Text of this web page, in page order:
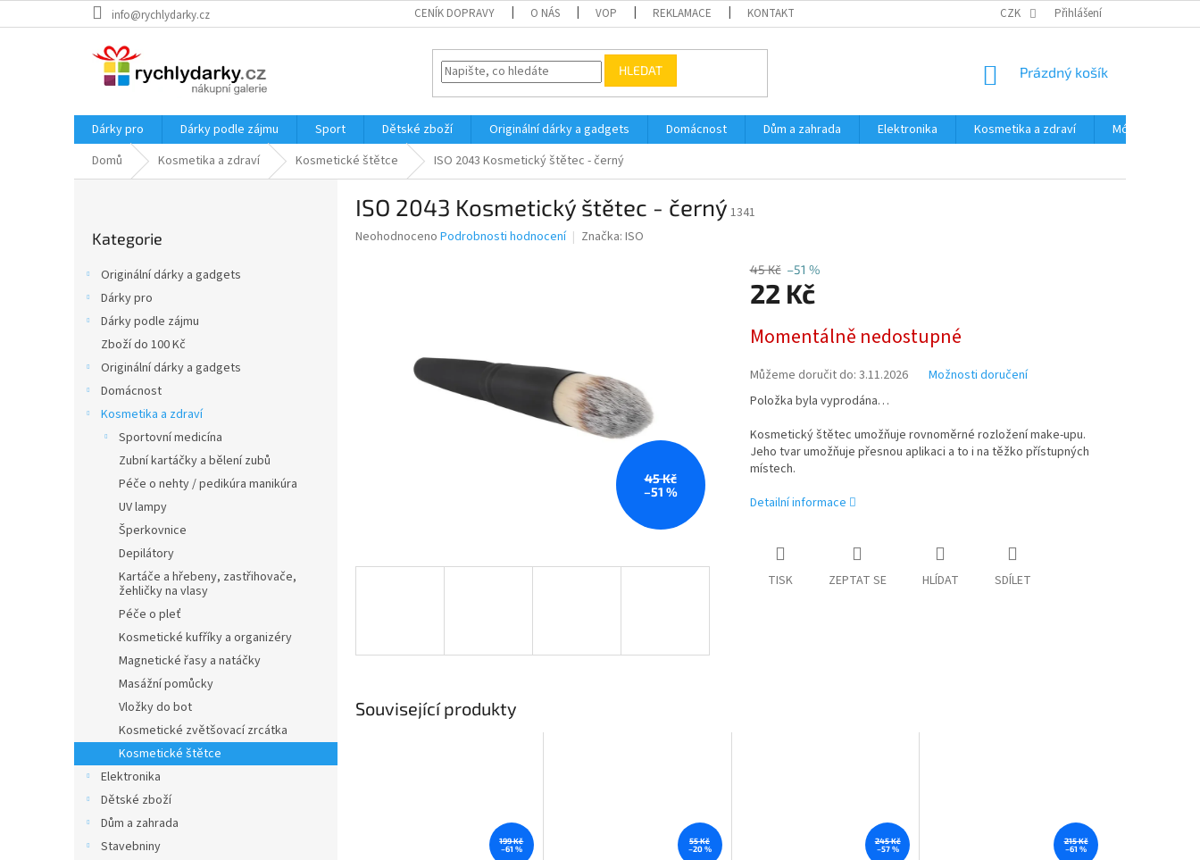
na
info@rychlydarky.cz CENÍK DOPRAVY O NÁS VOP REKLAMACE KONTAKT PODMÍNKY OCHRANY OSOBNÍCH ÚDAJŮ ČASTÉ DOTAZY A
CZK Přihlášení
HLEDAT
NÁKUPNÍ
Prázdný košík
Dárky pro Dárky podle zájmu Sport Dětské zboží Originální dárky a gadgets Domácnost Dům a zahrada Elektronika Kosmetika a zdraví Móda
Domů
Kosmetika a zdraví Kosmetické štětce ISO 2043 Kosmetický štětec - černý
kategorie
Kategorie
Originální dárky a gadgets
Dárky pro
Dárky podle zájmu
Zboží do 100 Kč
Originální dárky a gadgets
Domácnost
Kosmetika a zdraví
Sportovní medicína
Zubní kartáčky a bělení zubů
Péče o nehty / pedikúra manikúra
UV lampy
Šperkovnice
Depilátory
Kartáče a hřebeny, zastřihovače,
žehličky na vlasy
Péče o pleť
Kosmetické kufříky a organizéry
Magnetické řasy a natáčky
Masážní pomůcky
Vložky do bot
Kosmetické zvětšovací zrcátka
Kosmetické štětce
Elektronika
Dětské zboží
Dům a zahrada
Stavebniny
ISO 2043 Kosmetický štětec - černý 1341
Průměrné
Neohodnoceno Podrobnosti hodnocení Značka: ISO
45 Kč
–51 %
45 Kč –51 %
22 Kč
cena:
Momentálně nedostupné
Můžeme doručit do: 3.11.2026
Možnosti doručení
Položka byla vyprodána…
Kosmetický štětec umožňuje rovnoměrné rozložení make-upu.
Jeho tvar umožňuje přesnou aplikaci a to i na těžko přístupných
místech.
Detailní informace
TISK ZEPTAT SE HLÍDAT SDÍLET
Související produkty
199 Kč
–61 %
55 Kč
–20 %
245 Kč
–57 %
215 Kč
–61 %